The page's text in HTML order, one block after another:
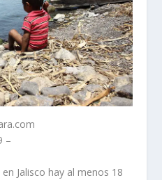
–
Jalisco hay al menos 18